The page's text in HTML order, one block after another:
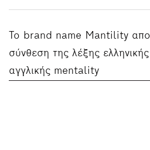
Το brand name Mantility
σύνθεση της λέξης
αγγλικής mentality